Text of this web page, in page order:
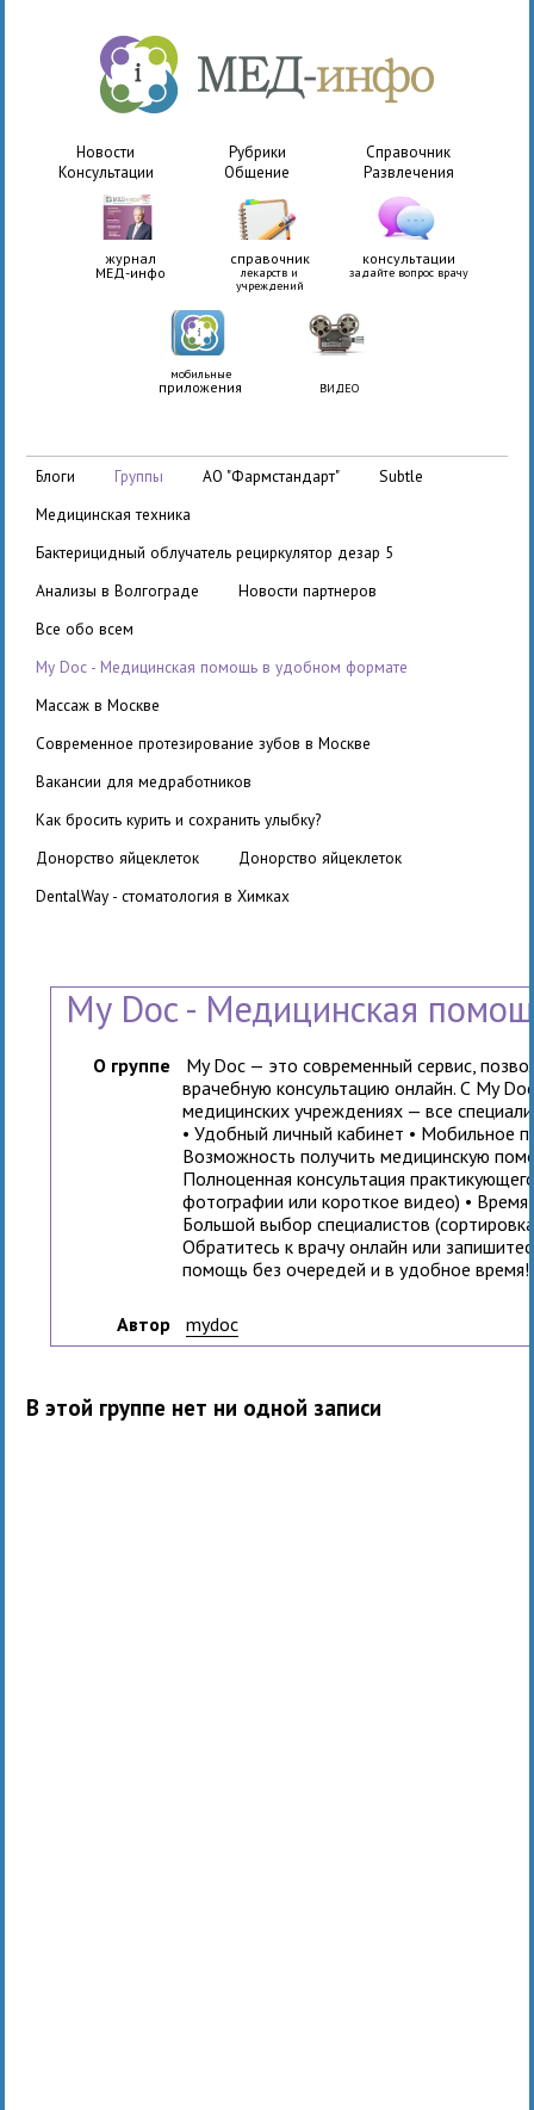
Новости Рубрики
Справочник
Консультации
Общение Развлечения
журнал
МЕД-инфо
справочник
лекарств и
учреждений
консультации
задайте вопрос врачу
мобильные
приложения ВИДЕО
блоги группы АО "Фармстандарт"
Subtle
медицинская техника
бактерицидный облучатель рециркулятор дезар 5
Анализы в Волгограде
Новости партнеров
Все обо всем
My Doc - Медицинская помощь в удобном формате
Массаж в Москве
Современное протезирование зубов в Москве
вакансии для медработников
Как бросить курить и сохранить улыбку?
Донорство яйцеклеток
Донорство яйцеклеток
DentalWay - стоматология в Химках
My Doc - Медицинская
О группе
My Doc — это современный сервис,
врачебную консультацию онлайн. С My
медицинских учреждениях — все
• Удобный личный кабинет • Мобильное
Возможность получить медицинскую
Полноценная консультация
фотографии или короткое видео) •
Большой выбор специалистов
Обратитесь к врачу онлайн или
помощь без очередей и в удобное
Автор mydoc
В этой группе нет ни одной записи